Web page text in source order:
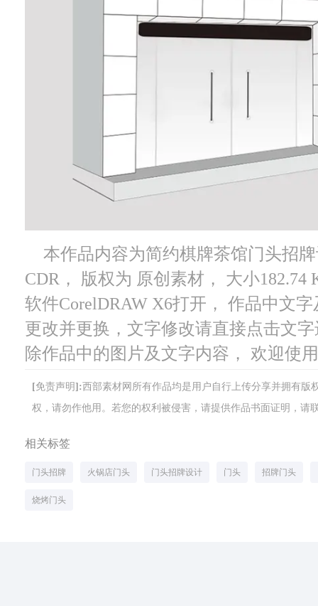
本作品内容为简约棋牌茶馆门头招
CDR， 版权为 原创素材， 大小
软件CorelDRAW X6打开， 作品中文
更改并更换，文字修改请直接点击文
除作品中的图片及文字内容， 欢迎使
[免责声明]:西部素材网所有作品均是用户自行上传分享并拥有版
权，请勿作他用。若您的权利被侵害，请提供作品书面证明，请
相关标签
门头招牌 火锅店门头 门头招牌设计 门头 招牌门头
烧烤门头